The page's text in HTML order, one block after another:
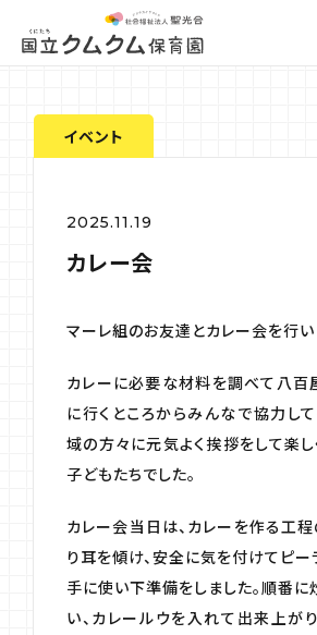
イベント
2025.11.19
カレー会
マーレ組のお友達とカレー会を行い
カレーに必要な材料を調べて八百
に行くところからみんなで協力し
域の方々に元気よく挨拶をして楽
子どもたちでした。
カレー会当日は、カレーを作る工
り耳を傾け、安全に気を付けてピ
手に使い下準備をしました。順番
い、カレールウを入れて出来上が